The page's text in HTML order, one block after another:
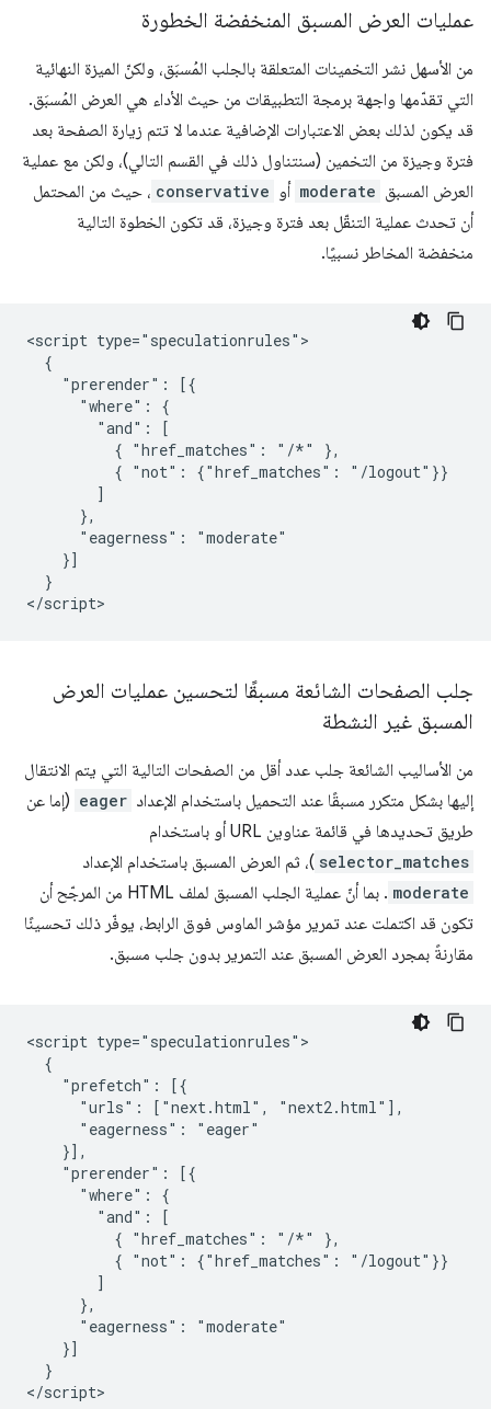
عمليات العرض المسبق المنخفضة الخطورة
من الأسهل نشر التخمينات المتعلقة بالجلب المُسبَق، ولكنّ الميزة النهائية
التي تقدّمها واجهة برمجة التطبيقات من حيث الأداء هي العرض المُسبَق.
قد يكون لذلك بعض الاعتبارات الإضافية عندما لا تتم زيارة الصفحة بعد
فترة وجيزة من التخمين (سنتناول ذلك في القسم التالي)، ولكن مع عملية
العرض المسبق moderate أو conservative ، حيث من المحتمل
أن تحدث عملية التنقّل بعد فترة وجيزة، قد تكون الخطوة التالية
منخفضة المخاطر نسبيًا.
<script type="speculationrules">
  {
    "prerender": [{
      "where": {
        "and": [
          { "href_matches": "/*" },
          { "not": {"href_matches": "/logout"}}
        ]
      },
      "eagerness": "moderate"
    }]
  }
جلب الصفحات الشائعة مسبقًا لتحسين عمليات العرض
المسبق غير النشطة
من الأساليب الشائعة جلب عدد أقل من الصفحات التالية التي يتم الانتقال
إليها بشكل متكرر مسبقًا عند التحميل باستخدام الإعداد eager (إما عن
طريق تحديدها في قائمة عناوين URL أو باستخدام
selector_matches )، ثم العرض المسبق باستخدام الإعداد
moderate
. بما أنّ عملية الجلب المسبق لملف HTML من المرجّح أن
تكون قد اكتملت عند تمرير مؤشر الماوس فوق الرابط، يوفّر ذلك تحسينًا
مقارنةً بمجرد العرض المسبق عند التمرير بدون جلب مسبق.
<script type="speculationrules">
  {
    "prefetch": [{
      "urls": ["next.html", "next2.html"],
      "eagerness": "eager"
    }],
    "prerender": [{
      "where": {
        "and": [
          { "href_matches": "/*" },
          { "not": {"href_matches": "/logout"}}
        ]
      },
      "eagerness": "moderate"
    }]
  }